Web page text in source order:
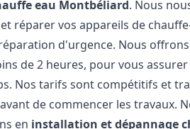
eau Montbéliard. Nous
réparer vos appareils de
d'urgence. Nous
de 2 heures, pour vous
Nos tarifs sont compétitifs et
de commencer les travaux.
en installation et dépannage